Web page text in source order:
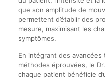
que son amplitude de
permettent d’établir des
mesure, maximisant les
symptômes.
En intégrant des
méthodes éprouvées, le
chaque patient bénéficie